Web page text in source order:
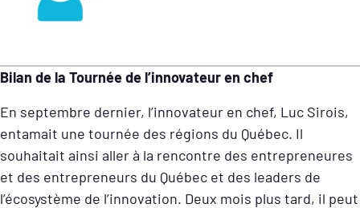
Bilan de la Tournée de l’innovateur en chef
En septembre dernier, l’innovateur en chef, Luc Sirois,
entamait une tournée des régions du Québec. Il
souhaitait ainsi aller à la rencontre des entrepreneures
et des entrepreneurs du Québec et des leaders de
l’écosystème de l’innovation. Deux mois plus tard, il peut